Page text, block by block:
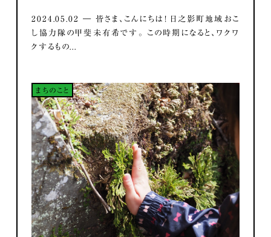
2024.05.02 ― 皆さま、こんにちは！ 日之影町地域おこ
し協力隊の甲斐未有希です。 この時期になると、ワクワ
クするもの...
まちのこと